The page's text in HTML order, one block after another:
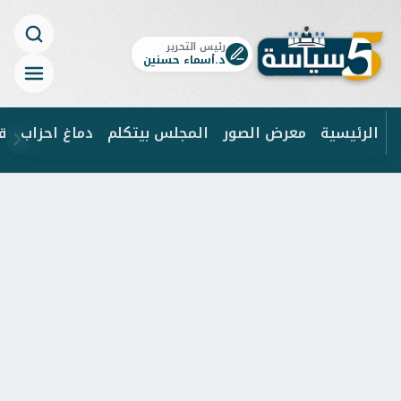
رئيس التحرير
د.أسماء حسنين
الرئيسية معرض الصور المجلس بيتكلم دماغ احزاب